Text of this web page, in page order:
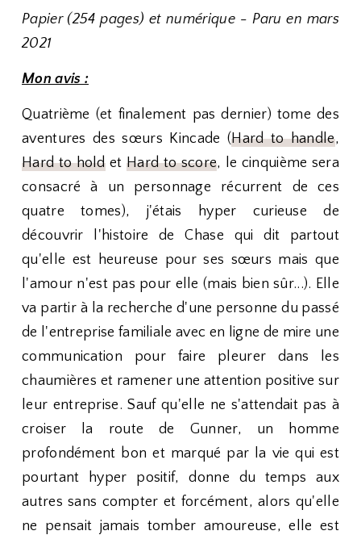
Papier (254 pages) et numérique - Paru en mars
2021
Mon avis :
Quatrième (et finalement pas dernier) tome des
aventures des sœurs Kincade (Hard to handle,
Hard to holdetHard to score, le cinquième sera
consacré à un personnage récurrent de ces
quatre tomes), j'étais hyper curieuse de
découvrir l'histoire de Chase qui dit partout
qu'elle est heureuse pour ses sœurs mais que
l'amour n'est pas pour elle (mais bien sûr...). Elle
va partir à la recherche d'une personne du passé
de l'entreprise familiale avec en ligne de mire une
communication pour faire pleurer dans les
chaumières et ramener une attention positive sur
leur entreprise. Sauf qu'elle ne s'attendait pas à
croiser la route de Gunner, un homme
profondément bon et marqué par la vie qui est
pourtant hyper positif, donne du temps aux
autres sans compter et forcément, alors qu'elle
ne pensait jamais tomber amoureuse, elle est